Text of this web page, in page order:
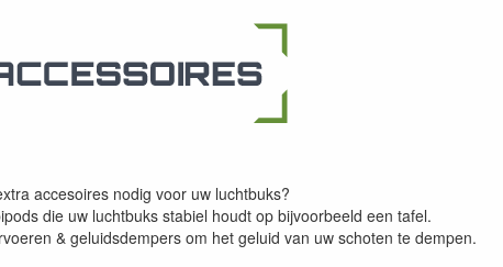
accesoires nodig voor uw luchtbuks?
die uw luchtbuks stabiel houdt op bijvoorbeeld een tafel.
& geluidsdempers om het geluid van uw schoten te dempen.